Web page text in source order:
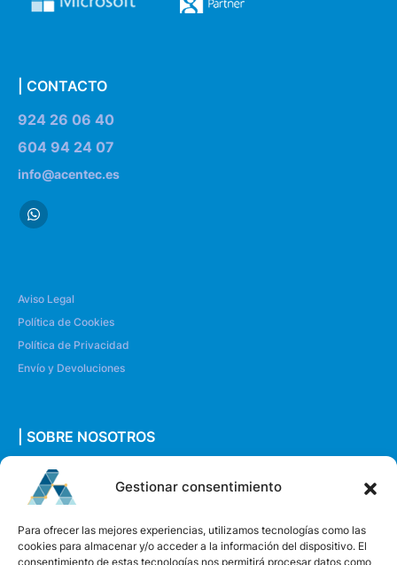
Gestionar consentimiento
Para ofrecer las mejores experiencias, utilizamos tecnologías como las
cookies para almacenar y/o acceder a la información del dispositivo. El
consentimiento de estas tecnologías nos permitirá procesar datos como
| CONTACTO
924 26 06 40
604 94 24 07
info@acentec.es
Aviso Legal
Política de Cookies
Política de Privacidad
Envío y Devoluciones
| SOBRE NOSOTROS
Quiénes somos
Envíanos un mensaje